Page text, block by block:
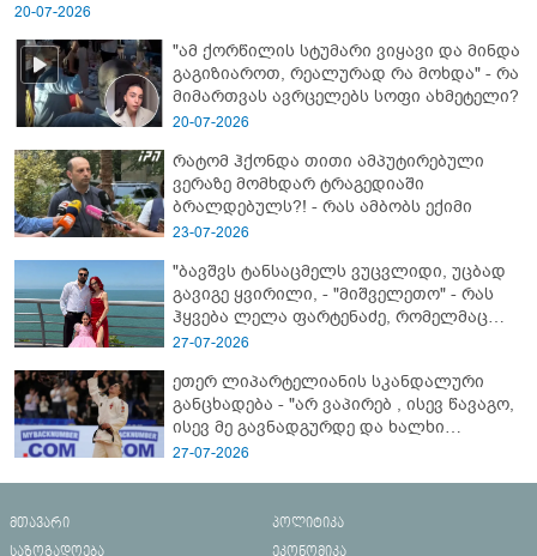
20-07-2026
"ამ ქორწილის სტუმარი ვიყავი და მინდა
გაგიზიაროთ, რეალურად რა მოხდა" - რა
მიმართვას ავრცელებს სოფი ახმეტელი?
20-07-2026
რატომ ჰქონდა თითი ამპუტირებული
ვერაზე მომხდარ ტრაგედიაში
ბრალდებულს?! - რას ამბობს ექიმი
23-07-2026
"ბავშვს ტანსაცმელს ვუცვლიდი, უცბად
გავიგე ყვირილი, - "მიშველეთო" - რას
ჰყვება ლელა ფარტენაძე, რომელმაც
ბათუმში 16 წლის ბიჭი ზღვაში
27-07-2026
ეთერ ლიპარტელიანის სკანდალური
განცხადება - "არ ვაპირებ , ისევ წავაგო,
ისევ მე გავნადგურდე და ხალხი
მშვიდად იყოს, თავის სკამებს
27-07-2026
მთავარი
პოლიტიკა
საზოგადოება
ეკონომიკა